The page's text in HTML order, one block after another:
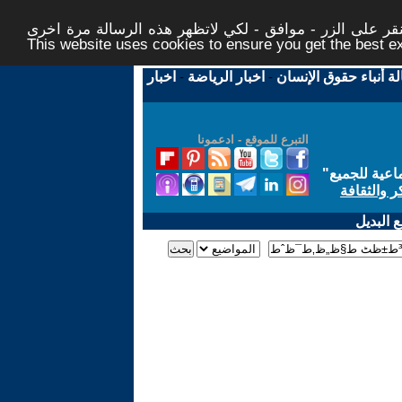
على الزر - موافق - لكي لاتظهر هذه الرسالة مرة اخرى -
This website uses cookies to ensure you get the best
أنباء حقوق الإنسان - اخبار الرياضة - اخبار
التبرع للموقع - ادعمونا
للجميع"
والثقافة
البديل